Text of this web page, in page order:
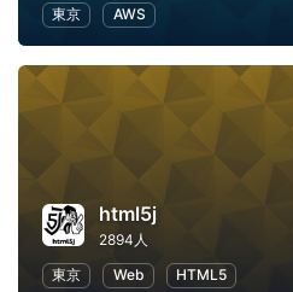
東京
AWS
html5j
2894人
東京
Web HTML5